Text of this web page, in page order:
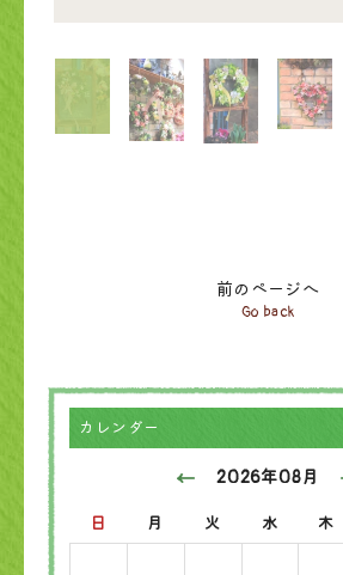
前のページへ
Go back
カレンダー
2026年08月
日 月 火 水 木